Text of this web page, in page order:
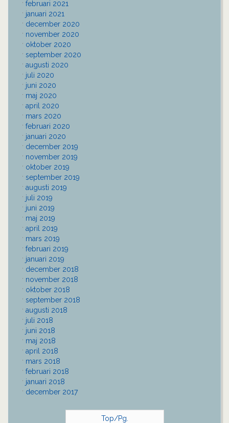
februari 2021
januari 2021
december 2020
november 2020
oktober 2020
september 2020
augusti 2020
juli 2020
juni 2020
maj 2020
april 2020
mars 2020
februari 2020
januari 2020
december 2019
november 2019
oktober 2019
september 2019
augusti 2019
juli 2019
juni 2019
maj 2019
april 2019
mars 2019
februari 2019
januari 2019
december 2018
november 2018
oktober 2018
september 2018
augusti 2018
juli 2018
juni 2018
maj 2018
april 2018
mars 2018
februari 2018
januari 2018
december 2017
Top/Pg.